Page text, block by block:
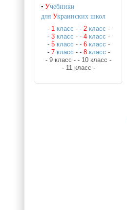
•Учебники
дляУкраинских школ
- 1 класс - - 2 класс -
- 3 класс - - 4класс -
- 5 класс - - 6класс -
- 7 класс - - 8 класс -
- 9 класс -- 10 класс -
- 11 класс -